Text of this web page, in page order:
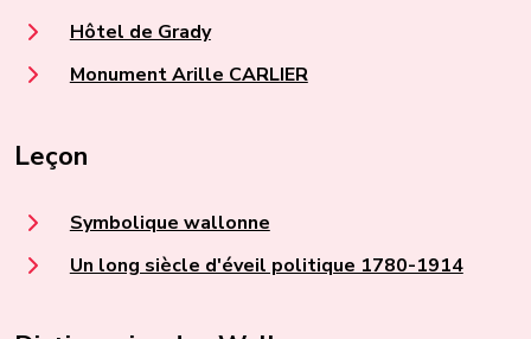
Hôtel de Grady
Monument Arille CARLIER
Leçon
Symbolique wallonne
Un long siècle d'éveil politique 1780-1914